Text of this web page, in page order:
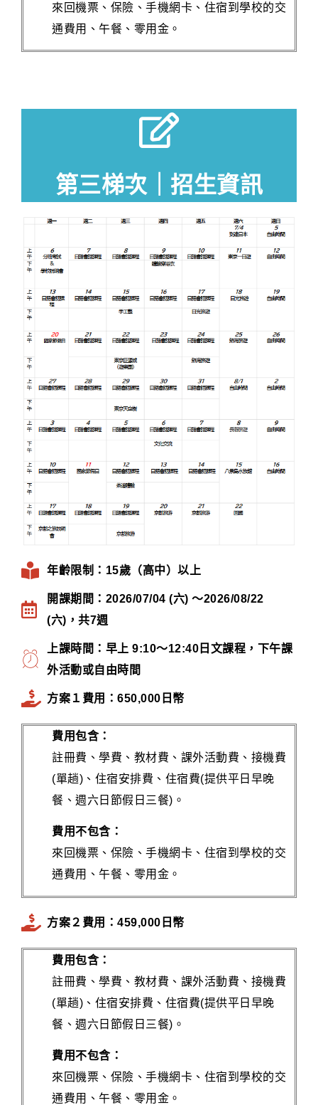
來回機票、保險、手機網卡、住宿到學校的交
通費用、午餐、零用金。
第三梯次｜招生資訊
年齡限制：15歲（高中）以上
開課期間：2026/07/04 (六) ～2026/08/22
(六)，共7週
上課時間：早上 9:10～12:40日文課程，下午課
外活動或自由時間
方案１費用：650,000日幣
費用包含：
註冊費、學費、教材費、課外活動費、接機費
(單趟)、住宿安排費、住宿費(提供平日早晚
餐、週六日節假日三餐)。
費用不包含：
來回機票、保險、手機網卡、住宿到學校的交
通費用、午餐、零用金。
方案２費用：459,000日幣
費用包含：
註冊費、學費、教材費、課外活動費、接機費
(單趟)、住宿安排費、住宿費(提供平日早晚
餐、週六日節假日三餐)。
費用不包含：
來回機票、保險、手機網卡、住宿到學校的交
通費用、午餐、零用金。